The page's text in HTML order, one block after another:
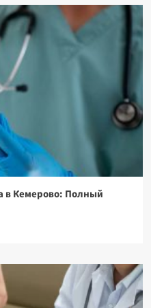
в Кемерово: Полный